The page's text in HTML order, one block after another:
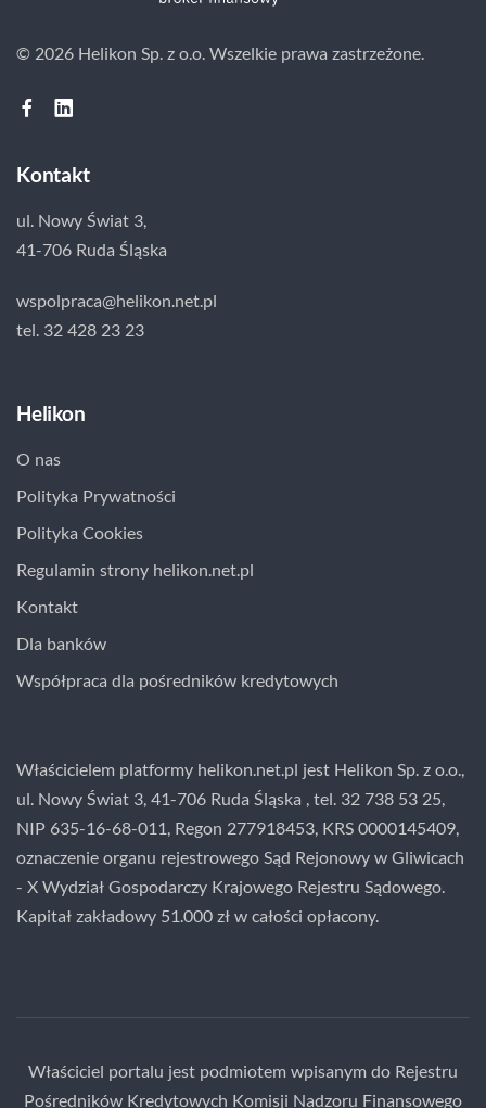
© 2026 Helikon Sp. z o.o. Wszelkie prawa zastrzeżone.
Kontakt
ul. Nowy Świat 3,
41-706 Ruda Śląska
wspolpraca@helikon.net.pl
tel. 32 428 23 23
Helikon
O nas
Polityka Prywatności
Polityka Cookies
Regulamin strony helikon.net.pl
Kontakt
Dla banków
Współpraca dla pośredników kredytowych
Właścicielem platformy helikon.net.pl jest Helikon Sp. z o.o.,
ul. Nowy Świat 3, 41-706 Ruda Śląska , tel. 32 738 53 25,
NIP 635-16-68-011, Regon 277918453, KRS 0000145409,
oznaczenie organu rejestrowego Sąd Rejonowy w Gliwicach
- X Wydział Gospodarczy Krajowego Rejestru Sądowego.
Kapitał zakładowy 51.000 zł w całości opłacony.
Właściciel portalu jest podmiotem wpisanym do Rejestru
Pośredników Kredytowych Komisji Nadzoru Finansowego